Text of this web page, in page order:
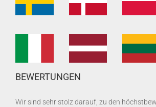
BEWERTUNGEN
Wir sind sehr stolz darauf, zu den